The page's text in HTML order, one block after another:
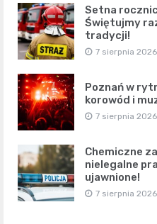
Setna
Świętujmy
tradycji!
7 sierpnia 2026
Poznań w
korowód i
7 sierpnia 2026
Chemiczne
nielegalne
ujawnione!
7 sierpnia 2026